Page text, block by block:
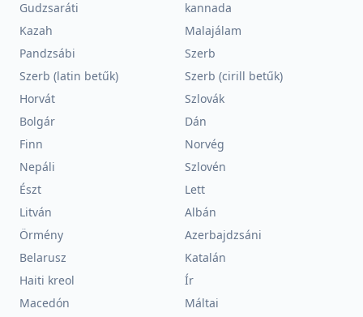
Gudzsaráti
kannada
Kazah
Malajálam
Pandzsábi
Szerb
Szerb (latin betűk)
Szerb (cirill betűk)
Horvát
Szlovák
Bolgár
Dán
Finn
Norvég
Nepáli
Szlovén
Észt
Lett
Litván
Albán
Örmény
Azerbajdzsáni
Belarusz
Katalán
Haiti kreol
Ír
Macedón
Máltai